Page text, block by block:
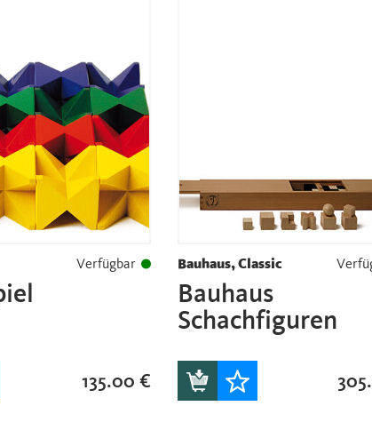
Verfügbar
135.00 €
Bauhaus, Classic
Bauhaus
Schachfiguren